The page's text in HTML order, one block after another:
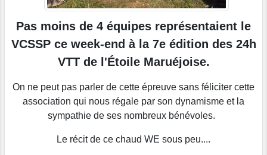
Pas moins de 4 équipes représentaient le
VCSSP ce week-end à la 7e édition des 24h
VTT de l'Étoile Maruéjoise.
On ne peut pas parler de cette épreuve sans féliciter cette
association qui nous régale par son dynamisme et la
sympathie de ses nombreux bénévoles.
Le récit de ce chaud WE sous peu....